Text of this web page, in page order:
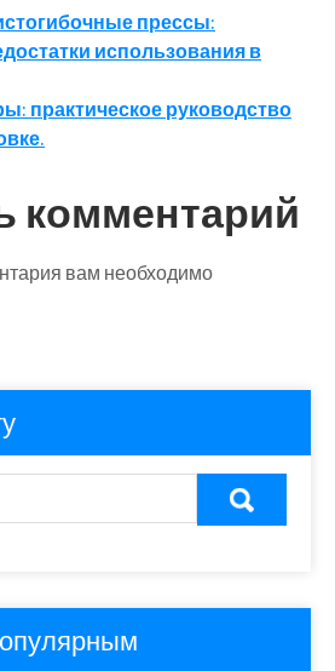
прессы:
использования в
практическое руководство
комментарий
вам необходимо